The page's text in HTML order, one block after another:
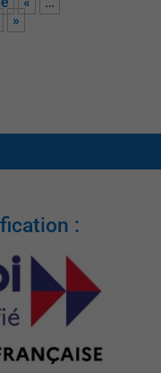
»
: